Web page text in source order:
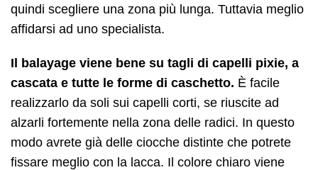
quindi scegliere una zona più lunga. Tuttavia meglio
affidarsi ad uno specialista.
Il balayage viene bene su tagli di capelli pixie, a
cascata e tutte le forme di caschetto. È facile
realizzarlo da soli sui capelli corti, se riuscite ad
alzarli fortemente nella zona delle radici. In questo
modo avrete già delle ciocche distinte che potrete
fissare meglio con la lacca. Il colore chiaro viene